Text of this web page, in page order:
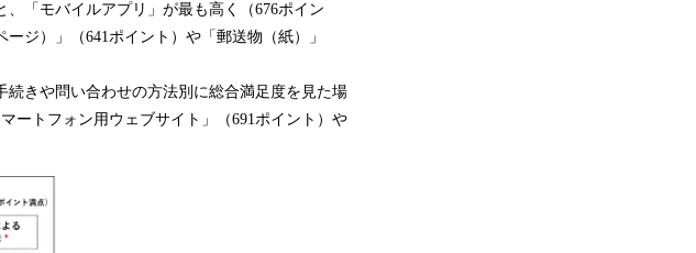
「モバイルアプリ」が最も高く（676ポイン
ジ）」（641ポイント）や「郵送物（紙）」
きや問い合わせの方法別に総合満足度を見た場
ートフォン用ウェブサイト」（691ポイント）や